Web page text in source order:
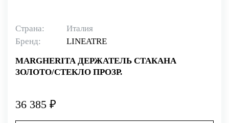
Страна:
Италия
Бренд:
LINEATRE
MARGHERITA ДЕРЖАТЕЛЬ СТАКАНА
ЗОЛОТО/СТЕКЛО ПРОЗР.
36 385 ₽